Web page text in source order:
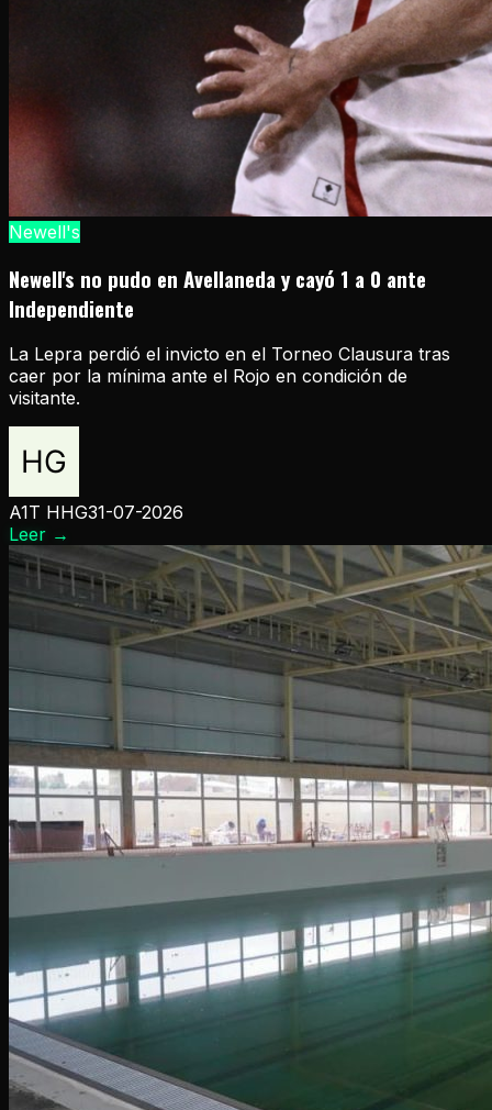
Newell's
Newell's no pudo en Avellaneda y cayó 1 a 0 ante
Independiente
La Lepra perdió el invicto en el Torneo Clausura tras
caer por la mínima ante el Rojo en condición de
visitante.
A1T HHG31-07-2026
Leer →